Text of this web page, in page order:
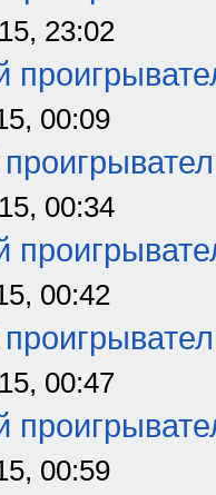
23:02
00:09
00:34
00:42
00:47
00:59